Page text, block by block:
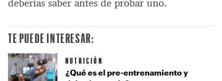
deberías saber antes de probar uno.
TE PUEDE INTERESAR:
NUTRICIÓN
¿Qué es el pre-entrenamiento y